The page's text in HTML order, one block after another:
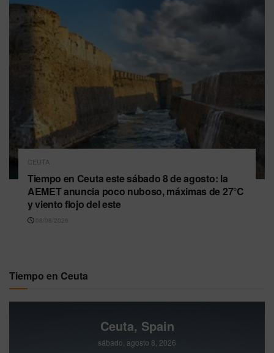
CEUTA
Tiempo en Ceuta este sábado 8 de agosto: la
AEMET anuncia poco nuboso, máximas de 27°C
y viento flojo del este
08/08/2026
Tiempo en Ceuta
Ceuta, Spain
sábado, agosto 8, 2026